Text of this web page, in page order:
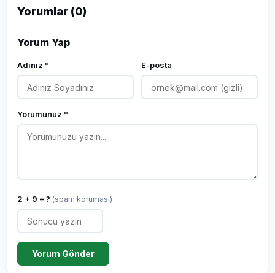
Yorumlar (0)
Yorum Yap
Adınız * E-posta
Yorumunuz *
2 + 9 = ? (spam koruması)
Yorum Gönder